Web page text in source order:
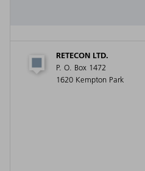
RETECON LTD.
P. O. Box 1472
1620 Kempton Park